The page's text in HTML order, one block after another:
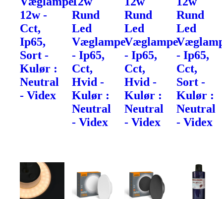
12w -
Cct,
Ip65,
Sort -
Kulør :
Neutral
- Videx
Rund
Led
Væglampe
- Ip65,
Cct,
Hvid -
Kulør :
Neutral
- Videx
Rund
Led
Væglampe
- Ip65,
Cct,
Hvid -
Kulør :
Neutral
- Videx
Rund
Led
- Ip65,
Cct,
Sort -
Kulør :
Neutral
- Videx